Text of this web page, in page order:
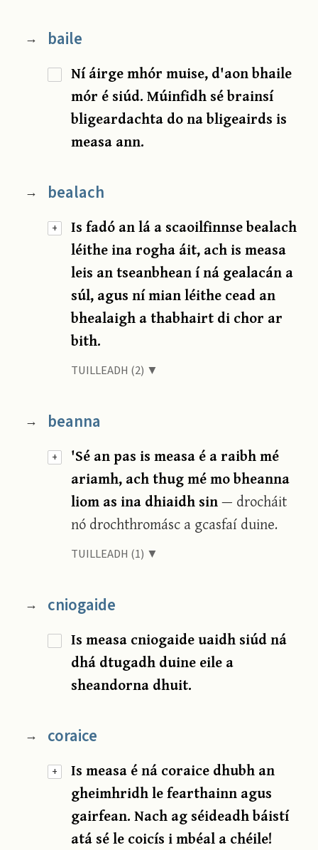
→ baile
Ní áirge mhór muise, d'aon bhaile
mór é siúd. Múinfidh sé brainsí
bligeardachta do na bligeairds is
measa ann.
+
→ bealach
Is fadó an lá a scaoilfinnse bealach
léithe ina rogha áit, ach is measa
leis an tseanbhean í ná gealacán a
súl, agus ní mian léithe cead an
bhealaigh a thabhairt di chor ar
bith.
TUILLEADH (2) ▼
+
→ beanna
'Sé an pas is measa é a raibh mé
ariamh, ach thug mé mo bheanna
liom as ina dhiaidh sin— drocháit
nó drochthromásc a gcasfaí duine.
TUILLEADH (1) ▼
→ cniogaide
Is measa cniogaide uaidh siúd ná
dhá dtugadh duine eile a
sheandorna dhuit.
+
→ coraice
Is measa é ná coraice dhubh an
gheimhridh le fearthainn agus
gairfean. Nach ag séideadh báistí
atá sé le coicís i mbéal a chéile!